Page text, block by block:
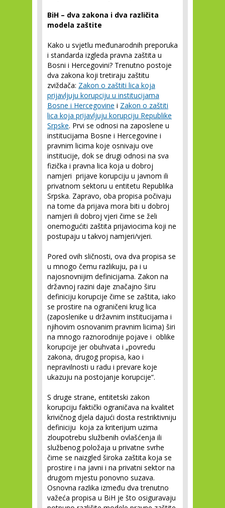
BiH – dva zakona i dva različita
modela zaštite
Kako u svjetlu međunarodnih preporuka
i standarda izgleda pravna zaštita u
Bosni i Hercegovini? Trenutno postoje
dva zakona koji tretiraju zaštitu
zviždača: Zakon o zaštiti lica koja
prijavljuju korupciju u institucijama
Bosne i Hercegovine i Zakon o zaštiti
lica koja prijavljuju korupciju Republike
Srpske. Prvi se odnosi na zaposlene u
institucijama Bosne i Hercegovine i
pravnim licima koje osnivaju ove
institucije, dok se drugi odnosi na sva
fizička i pravna lica koja u dobroj
namjeri prijave korupciju u javnom ili
privatnom sektoru u entitetu Republika
Srpska. Zapravo, oba propisa počivaju
na tome da prijava mora biti u dobroj
namjeri ili dobroj vjeri čime se želi
onemogućiti zaštita prijaviocima koji ne
postupaju u takvoj namjeri/vjeri.
Pored ovih sličnosti, ova dva propisa se
u mnogo čemu razlikuju, pa i u
najosnovnijim definicijama. Zakon na
državnoj razini daje značajno širu
definiciju korupcije čime se zaštita, iako
se prostire na ograničeni krug lica
(zaposlenike u državnim institucijama i
njihovim osnovanim pravnim licima) širi
na mnogo raznorodnije pojave i oblike
korupcije jer obuhvata i „povredu
zakona, drugog propisa, kao i
nepravilnosti u radu i prevare koje
ukazuju na postojanje korupcije“.
S druge strane, entitetski zakon
korupciju faktički ograničava na kvalitet
krivičnog djela dajući dosta restriktivniju
definiciju koja za kriterijum uzima
zloupotrebu službenih ovlašćenja ili
službenog položaja u privatne svrhe
čime se naizgled široka zaštita koja se
prostire i na javni i na privatni sektor na
drugom mjestu ponovno suzava.
Osnovna razlika između dva trenutno
važeća propisa u BiH je što osiguravaju